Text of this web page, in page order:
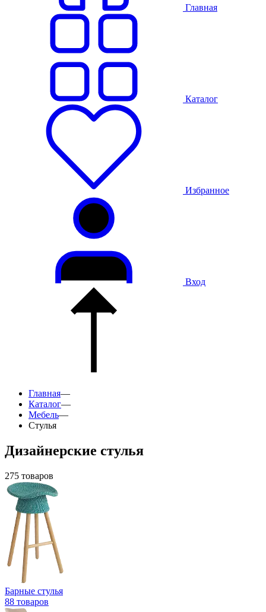
Главная
Каталог
Избранное
Вход
Главная—
Каталог—
Мебель—
Стулья
Дизайнерские стулья
275 товаров
Барные стулья
88 товаров